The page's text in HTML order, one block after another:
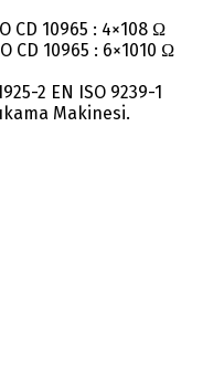
CD 10965 : 4×108 Ω
CD 10965 : 6×1010 Ω
2 EN ISO 9239-1
Makinesi.